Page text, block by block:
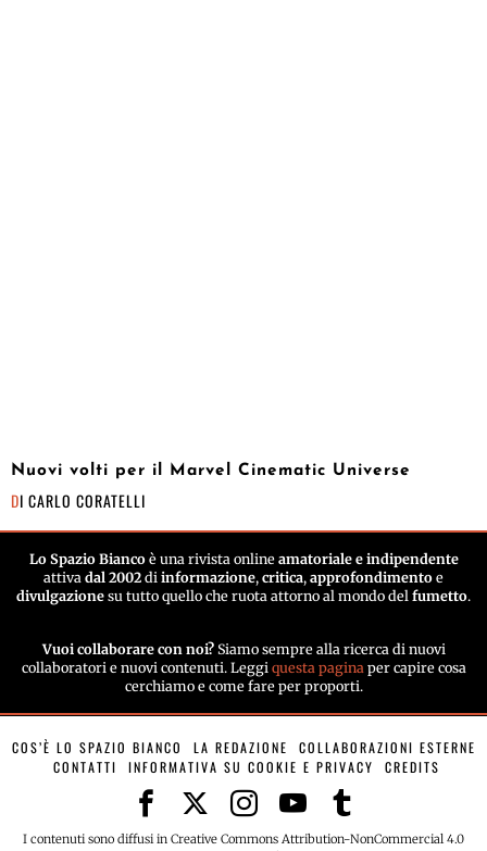
Nuovi volti per il Marvel Cinematic Universe
DI CARLO CORATELLI
Lo Spazio Biancoè una rivista online amatoriale e indipendente
attiva dal 2002 di informazione, critica, approfondimento e
divulgazione su tutto quello che ruota attorno al mondo del fumetto.
Vuoi collaborare con noi? Siamo sempre alla ricerca di nuovi
collaboratori e nuovi contenuti. Leggi questa paginaper capire cosa
cerchiamo e come fare per proporti.
COS’È LO SPAZIO BIANCO LA REDAZIONE
COLLABORAZIONI ESTERNE
CONTATTI
INFORMATIVA SU COOKIE E PRIVACY CREDITS
I contenuti sono diffusi in Creative Commons Attribution-NonCommercial 4.0